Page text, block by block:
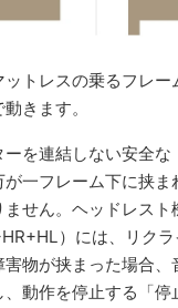
トレスの乗るフレー
きます。
を連結しない安全
一フレーム下に挟ま
ません。ヘッドレスト
）には、リク
物が挟まった場合
動作を停止する「停